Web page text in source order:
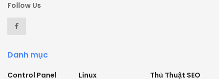
Follow Us
Danh mục
Control Panel
Linux
Thủ Thuật SEO